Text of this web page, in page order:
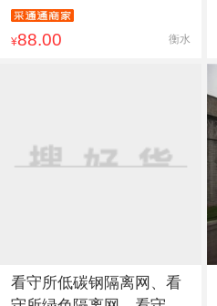
¥88.00 衡水
看守所低碳钢隔离网、看